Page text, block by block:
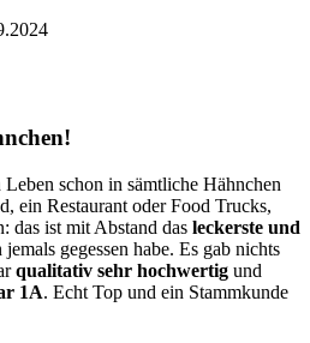
schon in sämtliche Hähnchen
ein Restaurant oder Food Trucks,
das ist mit Abstand das leckerste und
jemals gegessen habe. Es gab nichts
qualitativ sehr hochwertig und
1A. Echt Top und ein Stammkunde